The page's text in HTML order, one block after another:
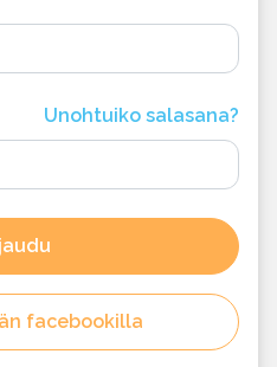
Unohtuiko salasana?
facebookilla